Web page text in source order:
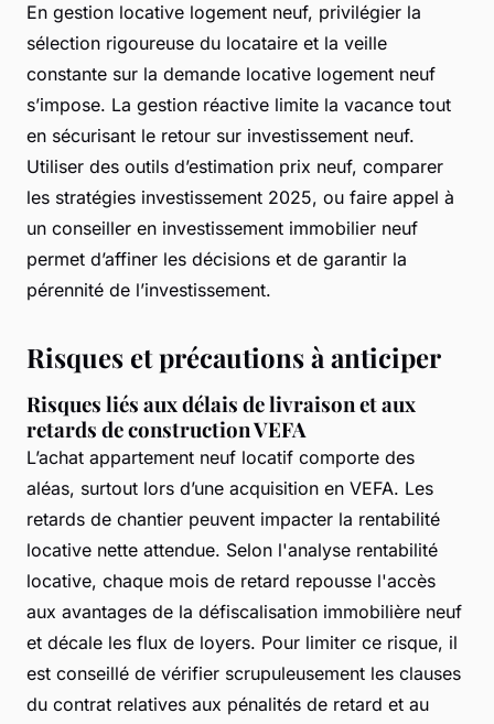
En gestion locative logement neuf, privilégier la
sélection rigoureuse du locataire et la veille
constante sur la demande locative logement neuf
s’impose. La gestion réactive limite la vacance tout
en sécurisant le retour sur investissement neuf.
Utiliser des outils d’estimation prix neuf, comparer
les stratégies investissement 2025, ou faire appel à
un conseiller en investissement immobilier neuf
permet d’affiner les décisions et de garantir la
pérennité de l’investissement.
Risques et précautions à anticiper
Risques liés aux délais de livraison et aux
retards de construction VEFA
L’achat appartement neuf locatif comporte des
aléas, surtout lors d’une acquisition en VEFA. Les
retards de chantier peuvent impacter la rentabilité
locative nette attendue. Selon l'analyse rentabilité
locative, chaque mois de retard repousse l'accès
aux avantages de la défiscalisation immobilière neuf
et décale les flux de loyers. Pour limiter ce risque, il
est conseillé de vérifier scrupuleusement les clauses
du contrat relatives aux pénalités de retard et au